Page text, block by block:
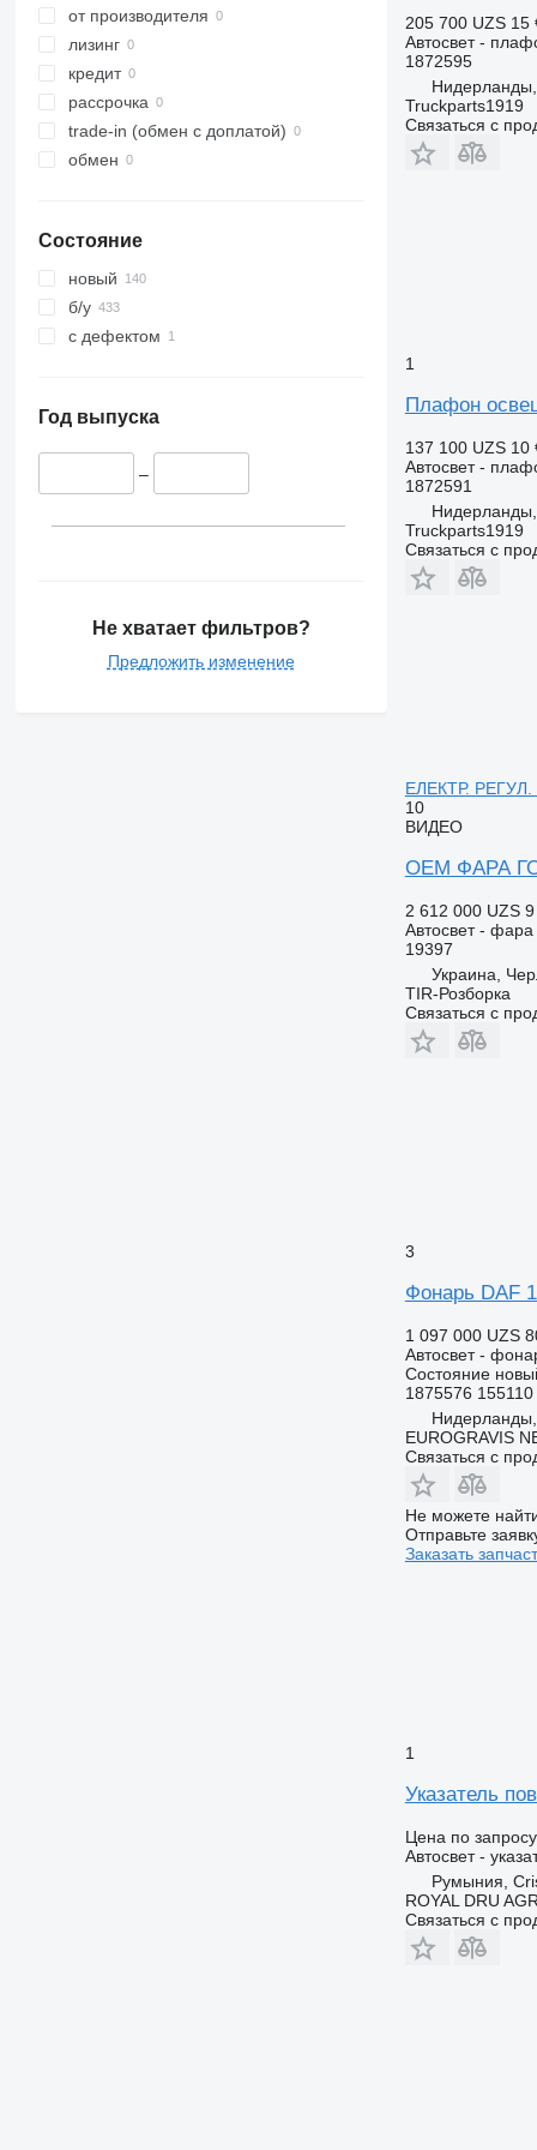
от производителя
лизинг
кредит
рассрочка
trade-in (обмен с доплатой)
обмен
Состояние
новый
б/у
с дефектом
Год выпуска
–
Не хватает фильтров?
Предложить изменение
205 700 UZS 15
Автосвет -
1872595
Truckparts1919
Связаться с
1
Плафон
137 100 UZS 10
Автосвет -
1872591
Truckparts1919
Связаться с
ЕЛЕКТР. РЕГУЛ.
10
ВИДЕО
OEM ФАРА
2 612 000 UZS 9
Автосвет - фара
19397
Украина,
TIR-Розборка
Связаться с
3
Фонарь DAF
1 097 000 UZS
Автосвет -
Состояние
1875576 155110
EUROGRAVIS
Связаться с
Не можете
Отправьте
Заказать
1
Указатель
Цена по запросу
Автосвет -
Румыния,
ROYAL DRU
Связаться с